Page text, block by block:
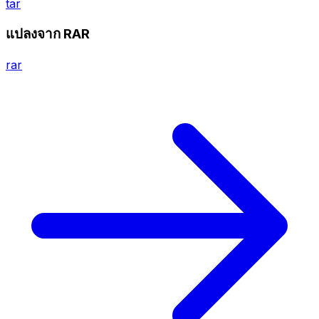
tar
แปลงจาก RAR
rar